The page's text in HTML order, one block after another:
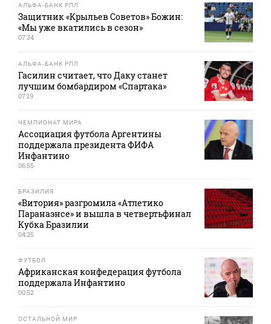
АЛЬФА-БАНК РПЛ
Защитник «Крыльев Советов» Божин:
«Мы уже вкатились в сезон»
07:34
АЛЬФА-БАНК РПЛ
Гасилин считает, что Даку станет
лучшим бомбардиром «Спартака»
07:19
ЧЕМПИОНАТ МИРА
Ассоциация футбола Аргентины
поддержала президента ФИФА
Инфантино
06:55
БРАЗИЛИЯ
«Витория» разгромила «Атлетико
Паранаэнсе» и вышла в четвертьфинал
Кубка Бразилии
04:25
ФУТБОЛ
Африканская конфедерация футбола
поддержала Инфантино
00:52
ОСТАЛЬНОЙ МИР